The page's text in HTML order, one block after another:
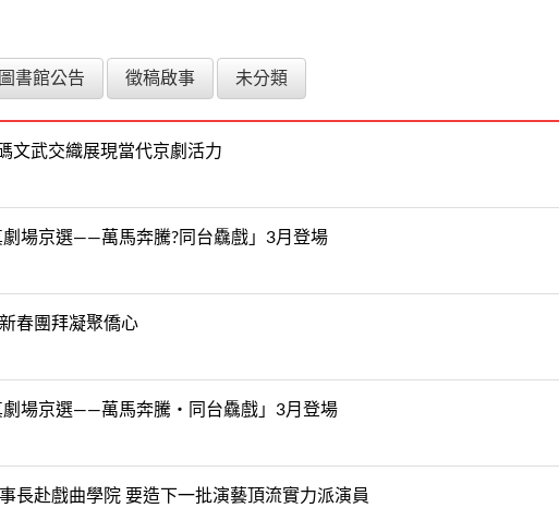
圖書館公告 徵稿啟事 未分類
文武交織展現當代京劇活力
劇場京選——萬馬奔騰?同台驫戲」3月登場
春團拜凝聚僑心
劇場京選——萬馬奔騰・同台驫戲」3月登場
長赴戲曲學院 要造下一批演藝頂流實力派演員